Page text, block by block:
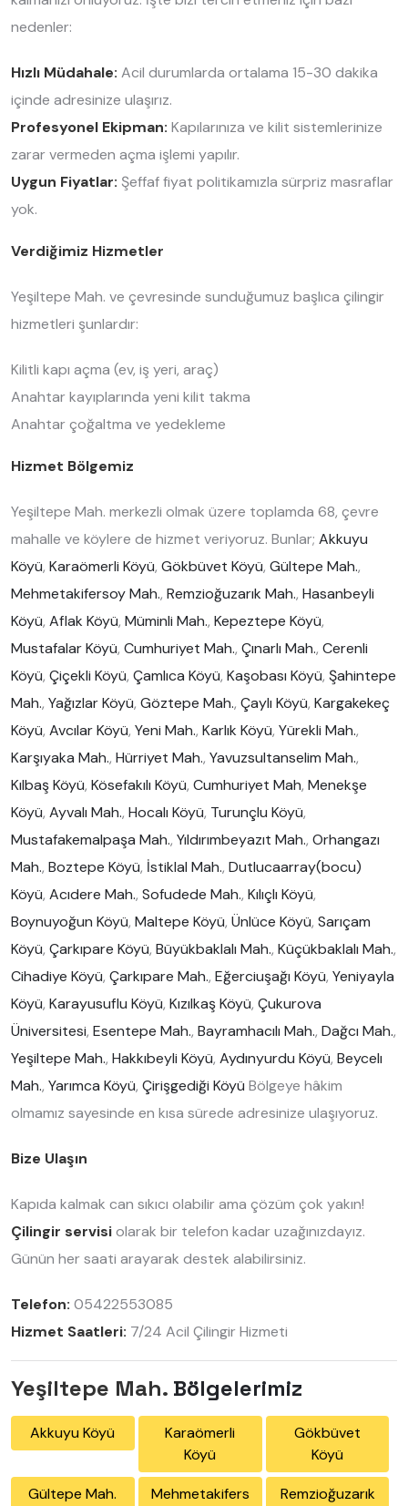
nedenler:
Hızlı Müdahale: Acil durumlarda ortalama 15-30 dakika
içinde adresinize ulaşırız.
Profesyonel Ekipman: Kapılarınıza ve kilit sistemlerinize
zarar vermeden açma işlemi yapılır.
Uygun Fiyatlar: Şeffaf fiyat politikamızla sürpriz masraflar
yok.
Verdiğimiz Hizmetler
Yeşiltepe Mah. ve çevresinde sunduğumuz başlıca çilingir
hizmetleri şunlardır:
Kilitli kapı açma (ev, iş yeri, araç)
Anahtar kayıplarında yeni kilit takma
Anahtar çoğaltma ve yedekleme
Hizmet Bölgemiz
Yeşiltepe Mah. merkezli olmak üzere toplamda 68, çevre
mahalle ve köylere de hizmet veriyoruz. Bunlar; Akkuyu
Köyü, Karaömerli Köyü, Gökbüvet Köyü, Gültepe Mah.,
Mehmetakifersoy Mah., Remzioğuzarık Mah., Hasanbeyli
Köyü, Aflak Köyü, Müminli Mah., Kepeztepe Köyü,
Mustafalar Köyü, Cumhuriyet Mah., Çınarlı Mah., Cerenli
Köyü, Çiçekli Köyü, Çamlıca Köyü, Kaşobası Köyü, Şahintepe
Mah., Yağızlar Köyü, Göztepe Mah., Çaylı Köyü, Kargakekeç
Köyü, Avcılar Köyü, Yeni Mah., Karlık Köyü, Yürekli Mah.,
Karşıyaka Mah., Hürriyet Mah., Yavuzsultanselim Mah.,
Kılbaş Köyü, Kösefakılı Köyü, Cumhuriyet Mah, Menekşe
Köyü, Ayvalı Mah., Hocalı Köyü, Turunçlu Köyü,
Mustafakemalpaşa Mah., Yıldırımbeyazıt Mah., Orhangazı
Mah., Boztepe Köyü, İstiklal Mah., Dutlucaarray(bocu)
Köyü, Acıdere Mah., Sofudede Mah., Kılıçlı Köyü,
Boynuyoğun Köyü, Maltepe Köyü, Ünlüce Köyü, Sarıçam
Köyü, Çarkıpare Köyü, Büyükbaklalı Mah., Küçükbaklalı Mah.,
Cihadiye Köyü, Çarkıpare Mah., Eğerciuşağı Köyü, Yeniyayla
Köyü, Karayusuflu Köyü, Kızılkaş Köyü, Çukurova
Üniversitesi, Esentepe Mah., Bayramhacılı Mah., Dağcı Mah.,
Yeşiltepe Mah., Hakkıbeyli Köyü, Aydınyurdu Köyü, Beycelı
Mah., Yarımca Köyü, Çirişgediği Köyü Bölgeye hâkim
olmamız sayesinde en kısa sürede adresinize ulaşıyoruz.
Bize Ulaşın
Kapıda kalmak can sıkıcı olabilir ama çözüm çok yakın!
Çilingir servisiolarak bir telefon kadar uzağınızdayız.
Günün her saati arayarak destek alabilirsiniz.
Telefon: 05422553085
Hizmet Saatleri: 7/24 Acil Çilingir Hizmeti
Yeşiltepe Mah. Bölgelerimiz
Akkuyu Köyü
Karaömerli
Köyü
Gökbüvet
Köyü
Gültepe Mah. Mehmetakifers Remzioğuzarık